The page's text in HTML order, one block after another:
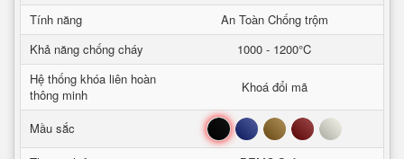
Tính năng
An Toàn Chống trộm
Khả năng chống cháy
1000 - 1200°C
Hệ thống khóa liên hoàn
thông minh
Khoá đổi mã
Mầu sắc Đen Xanh Nâu Đỏ Trắng